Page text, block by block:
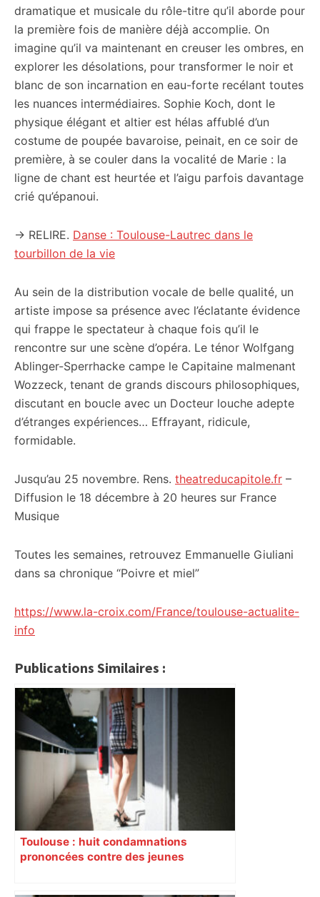
dramatique et musicale du rôle-titre qu’il aborde pour
la première fois de manière déjà accomplie. On
imagine qu’il va maintenant en creuser les ombres, en
explorer les désolations, pour transformer le noir et
blanc de son incarnation en eau-forte recélant toutes
les nuances intermédiaires. Sophie Koch, dont le
physique élégant et altier est hélas affublé d’un
costume de poupée bavaroise, peinait, en ce soir de
première, à se couler dans la vocalité de Marie : la
ligne de chant est heurtée et l’aigu parfois davantage
crié qu’épanoui.
→ RELIRE. Danse : Toulouse-Lautrec dans le
tourbillon de la vie
Au sein de la distribution vocale de belle qualité, un
artiste impose sa présence avec l’éclatante évidence
qui frappe le spectateur à chaque fois qu’il le
rencontre sur une scène d’opéra. Le ténor Wolfgang
Ablinger-Sperrhacke campe le Capitaine malmenant
Wozzeck, tenant de grands discours philosophiques,
discutant en boucle avec un Docteur louche adepte
d’étranges expériences… Effrayant, ridicule,
formidable.
Jusqu’au 25 novembre. Rens. theatreducapitole.fr –
Diffusion le 18 décembre à 20 heures sur France
Musique
Toutes les semaines, retrouvez Emmanuelle Giuliani
dans sa chronique “Poivre et miel”
https://www.la-croix.com/France/toulouse-actualite-
info
Publications Similaires :
Toulouse : huit condamnations
prononcées contre des jeunes